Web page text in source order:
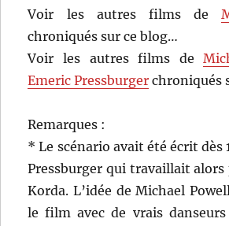
Voir les autres films de
chroniqués sur ce blog…
Voir les autres films de
Emeric Pressburger chroniqués
Remarques :
* Le scénario avait été écrit dès
Pressburger qui travaillait alors
Korda. L’idée de Michael
le film avec de vrais